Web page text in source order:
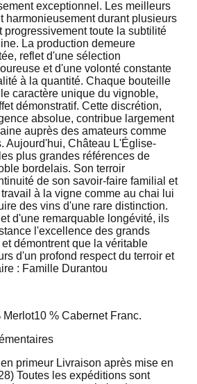
exceptionnel. Les meilleurs
harmonieusement durant plusieurs
progressivement toute la subtilité
La production demeure
reflet d'une sélection
et d'une volonté constante
à la quantité. Chaque bouteille
caractère unique du vignoble,
démonstratif. Cette discrétion,
absolue, contribue largement
auprès des amateurs comme
Aujourd'hui, Château L'Église-
plus grandes références de
bordelais. Son terroir
de son savoir-faire familial et
à la vigne comme au chai lui
des vins d'une rare distinction.
d'une remarquable longévité, ils
l'excellence des grands
démontrent que la véritable
d'un profond respect du terroir et
: Famille Durantou
Merlot10 % Cabernet Franc.
primeur Livraison après mise en
Toutes les expéditions sont